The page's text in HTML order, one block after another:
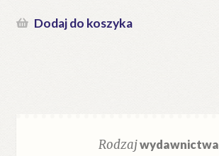
Dodaj do koszyka
Rodzajwydawnictwa